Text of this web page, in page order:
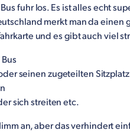
fuhr los. Es ist alles echt
merkt man da einen
und es gibt auch viel
seinen zugeteilten
sich streiten etc.
an, aber das verhindert